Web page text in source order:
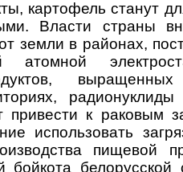
картофель станут
Власти страны
земли в районах,
атомной
привести к раковым
использовать
пищевой
бойкота белорусской